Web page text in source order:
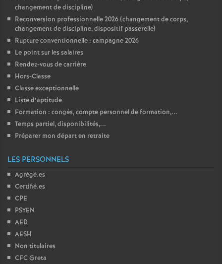
changement de discipline)
Reconversion professionnelle 2026 (changement de corps,
changement de discipline, dispositif passerelle)
Rupture conventionnelle : campagne 2026
Le point sur les salaires
Rendez-vous de carrière
Hors-Classe
Classe exceptionnelle
Liste d’aptitude
Formation : congés, compte personnel de formation,...
Temps partiel, disponibilités,...
Préparer mon départ en retraite
LES PERSONNELS
Agrégé.es
Certifié.es
CPE
PSYEN
AED
AESH
Non titulaires
CFC Greta